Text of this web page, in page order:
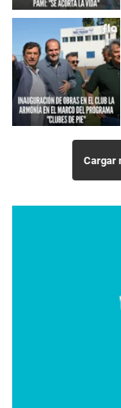
Cargar